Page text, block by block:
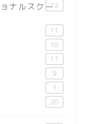
ナルスクー12
11
18
17
9
1
20